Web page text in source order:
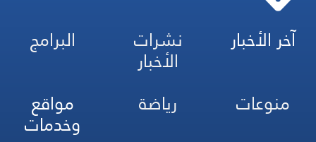
آخر الأخبار نشرات
الأخبار
البرامج
منوعات
رياضة مواقع
وخدمات